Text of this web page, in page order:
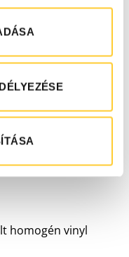
biztosítja,
homogén vinyl